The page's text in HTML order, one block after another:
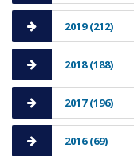
2019 (212)
2018 (188)
2017 (196)
2016 (69)